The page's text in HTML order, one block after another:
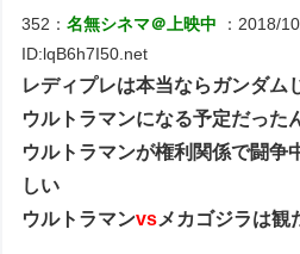
352：名無シネマ＠上映中
：2018/
ID:lqB6h7I50.net
レディプレは本当ならガンダム
ウルトラマンになる予定だった
ウルトラマンが権利関係で闘争
しい
ウルトラマンvsメカゴジラは観